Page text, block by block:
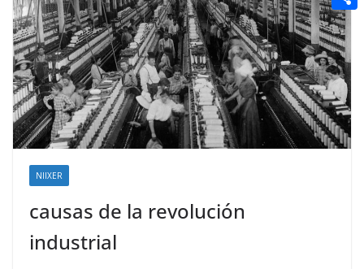
NIIXER
causas de la revolución
industrial
n
g
e
r
e
r
e
r
e
s
t
a
i
l
e
d
d
i
t
C
o
m
p
a
r